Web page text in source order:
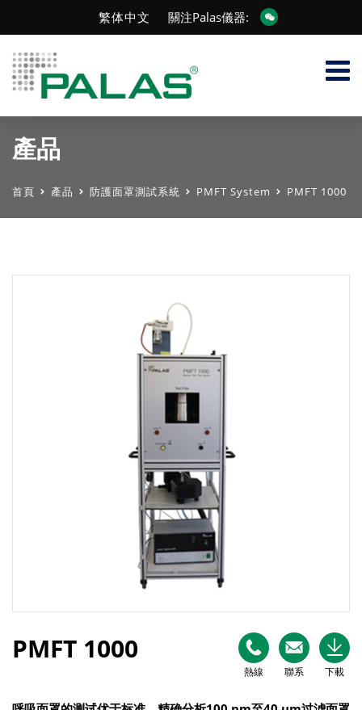
繁体中文 關注Palas儀器:
產品
首頁 產品 防護面罩測試系統 PMFT System PMFT 1000
熱線 聯系 下載
PMFT 1000